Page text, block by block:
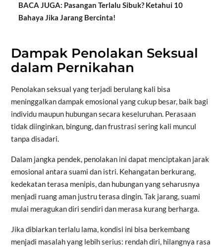
BACA JUGA: Pasangan Terlalu Sibuk? Ketahui 10
Bahaya Jika Jarang Bercinta!
Dampak Penolakan Seksual
dalam Pernikahan
Penolakan seksual yang terjadi berulang kali bisa
meninggalkan dampak emosional yang cukup besar, baik bagi
individu maupun hubungan secara keseluruhan. Perasaan
tidak diinginkan, bingung, dan frustrasi sering kali muncul
tanpa disadari.
Dalam jangka pendek, penolakan ini dapat menciptakan jarak
emosional antara suami dan istri. Kehangatan berkurang,
kedekatan terasa menipis, dan hubungan yang seharusnya
menjadi ruang aman justru terasa dingin. Tak jarang, suami
mulai meragukan diri sendiri dan merasa kurang berharga.
Jika dibiarkan terlalu lama, kondisi ini bisa berkembang
menjadi masalah yang lebih serius: rendah diri, hilangnya rasa